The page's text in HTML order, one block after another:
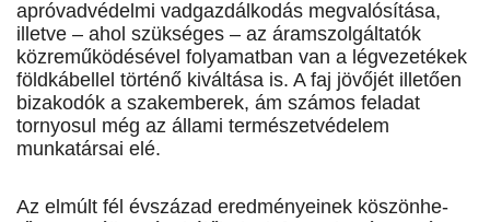
apróvadvédelmi vadgazdálkodás megvalósítása,
illetve – ahol szükséges – az áramszolgáltatók
közreműködésével folyamatban van a légvezetékek
földkábellel történő kiváltása is. A faj jövőjét illetően
bizakodók a szakemberek, ám számos feladat
tornyosul még az állami természetvédelem
munkatársai elé.
Az elmúlt fél évszázad eredményeinek köszön­he­